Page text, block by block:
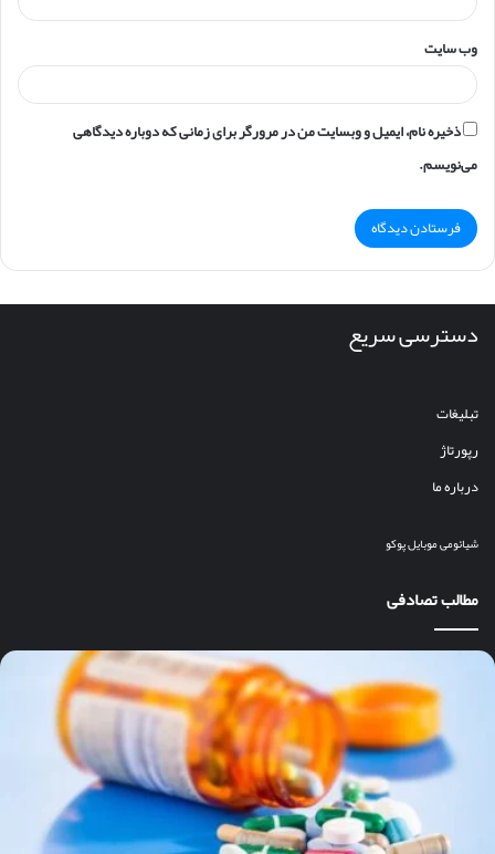
وب‌ سایت
ذخیره نام، ایمیل و وبسایت من در مرورگر برای زمانی که دوباره دیدگاهی
می‌نویسم.
دسترسی سریع
تبلیغات
رپورتاژ
درباره ما
شیائومیموبایلپوکو
مطالب تصادفی